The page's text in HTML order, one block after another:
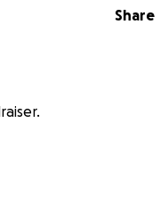
Share